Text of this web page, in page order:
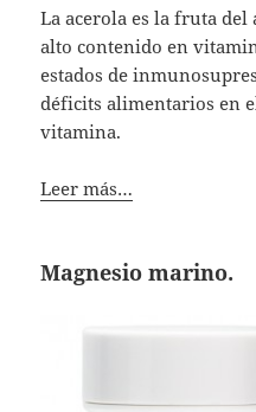
La acerola es la fruta
alto contenido en
estados de
déficits alimentarios en
vitamina.
Leer más…
Magnesio marino.